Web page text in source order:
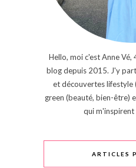
Hello, moi c'est Anne Vé,
blog depuis 2015. J'y
et découvertes lifestyle
green (beauté, bien-être)
qui m'inspirent
ARTICLES